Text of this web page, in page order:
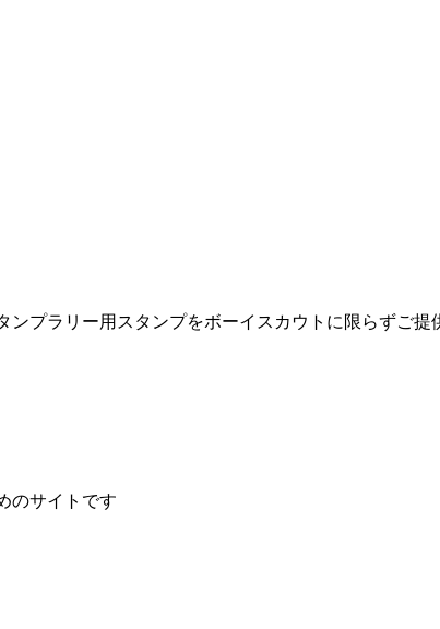
プラリー用スタンプをボーイスカウトに限らずご提
のサイトです